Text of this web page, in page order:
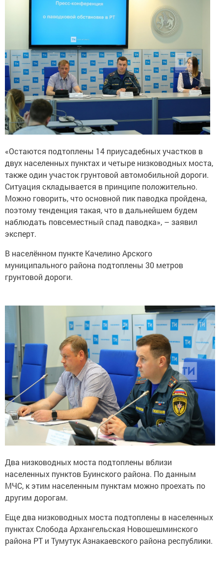
«Остаются подтоплены 14 приусадебных участков в
двух населенных пунктах и четыре низководных моста,
также один участок грунтовой автомобильной дороги.
Ситуация складывается в принципе положительно.
Можно говорить, что основной пик паводка пройдена,
поэтому тенденция такая, что в дальнейшем будем
наблюдать повсеместный спад паводка», – заявил
эксперт.
В населённом пункте Качелино Арского
муниципального района подтоплены 30 метров
грунтовой дороги.
Два низководных моста подтоплены вблизи
населенных пунктов Буинского района. По данным
МЧС, к этим населенным пунктам можно проехать по
другим дорогам.
Еще два низководных моста подтоплены в населенных
пунктах Слобода Архангельская Новошешминского
района РТ и Тумутук Азнакаевского района республики.